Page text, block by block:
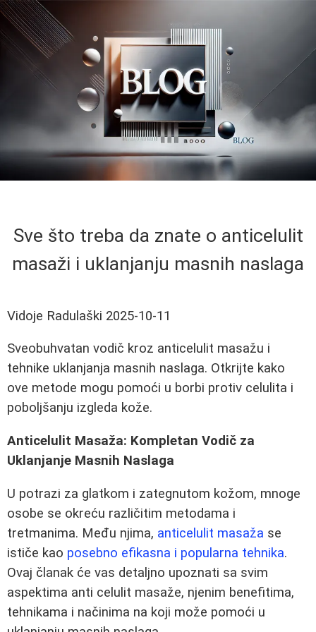
Sve što treba da znate o anticelulit
masaži i uklanjanju masnih naslaga
Vidoje Radulaški 2025-10-11
Sveobuhvatan vodič kroz anticelulit masažu i
tehnike uklanjanja masnih naslaga. Otkrijte kako
ove metode mogu pomoći u borbi protiv celulita i
poboljšanju izgleda kože.
Anticelulit Masaža: Kompletan Vodič za
Uklanjanje Masnih Naslaga
U potrazi za glatkom i zategnutom kožom, mnoge
osobe se okreću različitim metodama i
tretmanima. Među njima, anticelulit masaža se
ističe kao posebno efikasna i popularna tehnika.
Ovaj članak će vas detaljno upoznati sa svim
aspektima anti celulit masaže, njenim benefitima,
tehnikama i načinima na koji može pomoći u